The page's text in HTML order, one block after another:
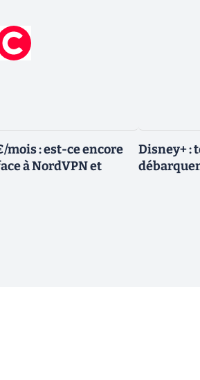
mois : est-ce encore
à NordVPN et
Disney+ :